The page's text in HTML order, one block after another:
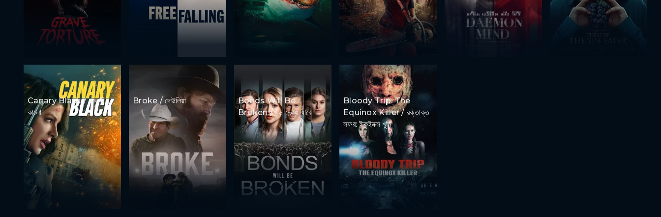
Canary Black / কানারী
কালো
Broke / দেউলিয়া
Bonds Will Be
Broken / বন্ড ভেঙে যাবে
Bloody Trip: The
Equinox Killer / রক্তাক্ত
সফর: ইকুইনক্স খুনি